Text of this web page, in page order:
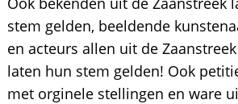
stem gelden, beeldende
en acteurs allen uit de
laten hun stem gelden! Ook
met orginele stellingen en ware